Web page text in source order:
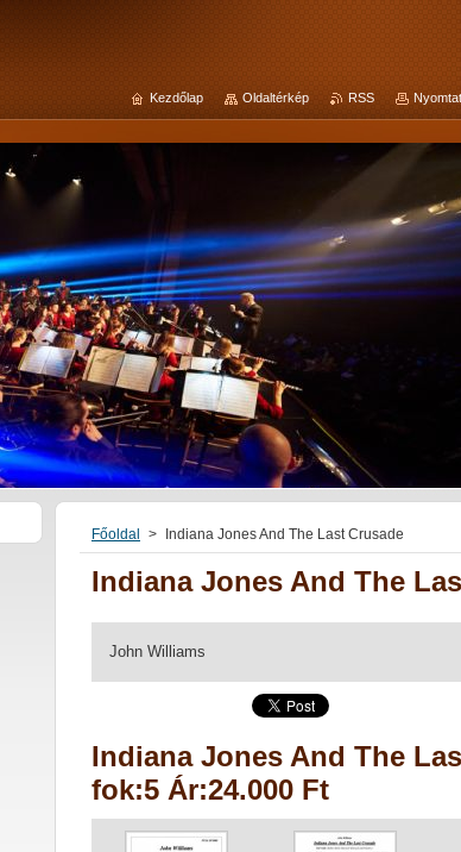
Főoldal > Indiana Jones And The Last Crusade
Indiana Jones And The
John Williams
Indiana Jones And The
fok:5 Ár:24.000 Ft
Kezdőlap Oldaltérkép RSS